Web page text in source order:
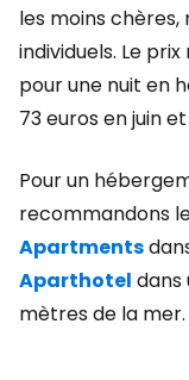
les moins
individuels. Le
pour une nuit en
73 euros en juin
Pour un
recommandons
Apartments
Aparthotel dans
mètres de la mer.